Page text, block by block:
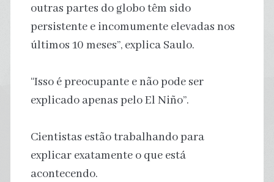
outras partes do globo têm sido
persistente e incomumente elevadas nos
últimos 10 meses”, explica Saulo.
“Isso é preocupante e não pode ser
explicado apenas pelo El Niño”.
Cientistas estão trabalhando para
explicar exatamente o que está
acontecendo.